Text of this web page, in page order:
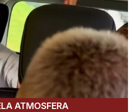
ATMOSFERA